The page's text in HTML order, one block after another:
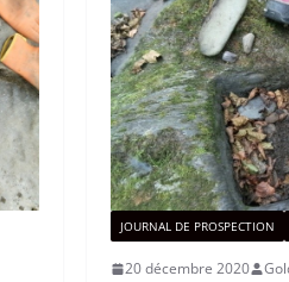
JOURNAL DE PROSPECTION
20 décembre 2020